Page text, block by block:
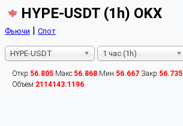
HYPE-USDT (1h) OKX
Фьючи | Спот
HYPE-USDT 1 час (1h)
Откр:56.805 Макс:56.868 Мин:56.667 Закр:56.735
Объём:2114143.1196